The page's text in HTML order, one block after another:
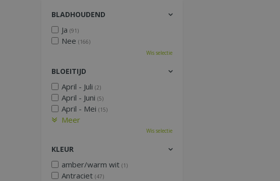
BLADHOUDEND
Ja (91)
Nee (166)
Wis selectie
BLOEITIJD
April - Juli (2)
April - Juni (5)
April - Mei (15)
Meer
Wis selectie
KLEUR
amber/warm wit (1)
Antraciet (47)